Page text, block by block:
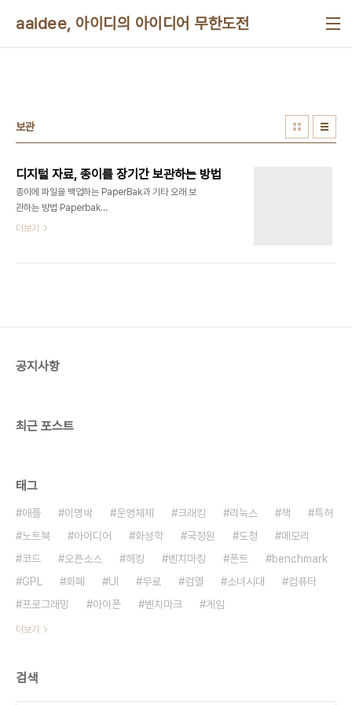
aaidee, 아이디의 아이디어 무한도전
보관
디지털 자료, 종이를 장기간 보관하는 방법
종이에 파일을 백업하는 PaperBak과 기타 오래 보
관하는 방법 Paperbak
http://www.ollydbg.de/Paperbak/index.html
자바 버전 개발 중인 곳입니다.
더보기
공지사항
최근 포스트
태그
애플 이명박 운영체제 크래킹 리눅스 책
특허
노트북
아이디어 화성학 국정원 도청
메모리
코드
오픈소스 해킹 벤치마킹 폰트
benchmark
GPL
화폐 UI 무료 검열 소녀시대
컴퓨터
프로그래밍
아이폰 벤치마크 게임
더보기
검색